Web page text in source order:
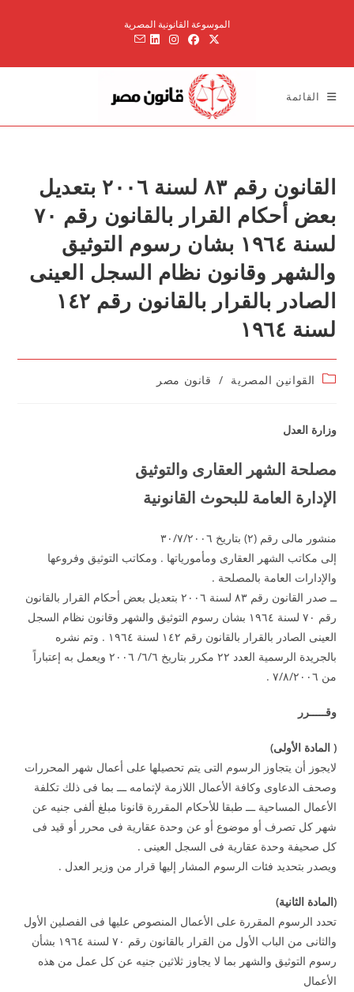
الموسوعة القانونية المصرية
القائمة
القانون رقم ۸۳ لسنة ۲۰۰٦ بتعديل
بعض أحكام القرار بالقانون رقم ۷۰
لسنة ۱۹٦٤ بشان رسوم التوثيق
والشهر وقانون نظام السجل العينى
الصادر بالقرار بالقانون رقم ۱٤۲
لسنة ۱۹٦٤
Postالقوانين المصرية / قانون مصر
وزارة العدل
مصلحة الشهر العقارى والتوثيق
الإدارة العامة للبحوث القانونية
منشور مالى رقم (۲) بتاريخ ۳۰/۷/۲۰۰٦
إلى مكاتب الشهر العقارى ومأمورياتها . ومكاتب التوثيق وفروعها
والإدارات العامة بالمصلحة .
ــ صدر القانون رقم ۸۳ لسنة ۲۰۰٦ بتعديل بعض أحكام القرار بالقانون
رقم ۷۰ لسنة ۱۹٦٤ بشان رسوم التوثيق والشهر وقانون نظام السجل
العينى الصادر بالقرار بالقانون رقم ۱٤۲ لسنة ۱۹٦٤ . وتم نشره
بالجريدة الرسمية العدد ۲۲ مكرر بتاريخ ٦/٦/ ۲۰۰٦ ويعمل به إعتباراً
من ۷/۸/۲۰۰٦ .
وقـــــرر
(المادة الأولى)
لايجوز أن يتجاوز الرسوم التى يتم تحصيلها على أعمال شهر المحررات
وصحف الدعاوى وكافة الأعمال اللازمة لإتمامه ـــ بما فى ذلك تكلفة
الأعمال المساحية ـــ طبقا للأحكام المقررة قانونا مبلغ ألفى جنيه عن
شهر كل تصرف أو موضوع أو عن وحدة عقارية فى محرر أو قيد فى
كل صحيفة وحدة عقارية فى السجل العينى .
ويصدر بتحديد فئات الرسوم المشار إليها قرار من وزير العدل .
(المادة الثانية)
تحدد الرسوم المقررة على الأعمال المنصوص عليها فى الفصلين الأول
والثانى من الباب الأول من القرار بالقانون رقم ۷۰ لسنة ۱۹٦٤ بشأن
رسوم التوثيق والشهر بما لا يجاوز ثلاثين جنيه عن كل عمل من هذه
الأعمال